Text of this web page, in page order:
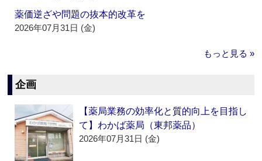
薬価逆ざや問題の抜本的改革を
2026年07月31日 (金)
もっと見る »
企画
【薬局業務の効率化と質的向上を目指し
て】わかば薬局（東邦薬品）
2026年07月31日 (金)